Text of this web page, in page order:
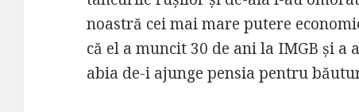
noastră cei mai mare putere
că el a muncit 30 de ani la IMGB și a
abia de-i ajunge pensia pentru